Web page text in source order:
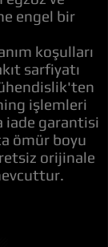
engel bir
koşulları
sarfiyatı
işlemleri
iade garantisi
ömür boyu
orijinale